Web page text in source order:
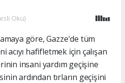
Oku)
göre, Gazze'de tüm
hafifletmek için çalışan
insani yardım geçişine
ardından tırların geçişini